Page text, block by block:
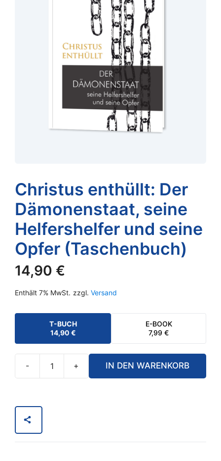
Christus enthüllt: Der
Dämonenstaat, seine
Helfershelfer und seine
Opfer (Taschenbuch)
14,90 €
Enthält 7% MwSt. zzgl. Versand
T-BUCH
14,90 €
E-BOOK
7,99 €
-
Christus
und
+ IN DEN WARENKORB